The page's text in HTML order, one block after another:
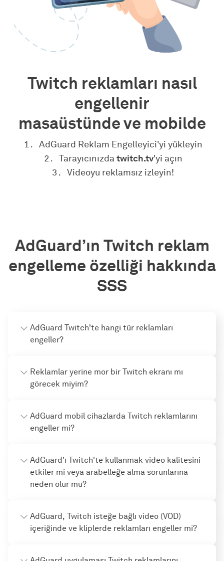
Twitch reklamları nasıl
engellenir
masaüstünde ve mobilde
AdGuard Reklam Engelleyici'yi yükleyin
Tarayıcınızdatwitch.tv'yi açın
Videoyu reklamsız izleyin!
AdGuard’ın Twitch reklam
engelleme özelliği hakkında
SSS
AdGuard Twitch'te hangi tür reklamları
engeller?
Reklamlar yerine mor bir Twitch ekranı mı
görecek miyim?
AdGuard mobil cihazlarda Twitch reklamlarını
engeller mi?
AdGuard'ı Twitch'te kullanmak video kalitesini
etkiler mi veya arabelleğe alma sorunlarına
neden olur mu?
AdGuard, Twitch isteğe bağlı video (VOD)
içeriğinde ve kliplerde reklamları engeller mi?